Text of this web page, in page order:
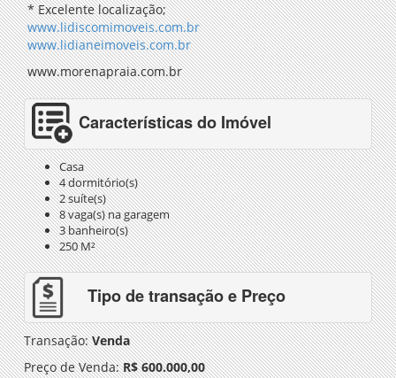
* Excelente localização;
www.lidiscomimoveis.com.br
www.lidianeimoveis.com.br
www.morenapraia.com.br
Características do Imóvel
Casa
4 dormitório(s)
2 suíte(s)
8 vaga(s) na garagem
3 banheiro(s)
250 M²
Tipo de transação e Preço
Transação:Venda
Preço de Venda:R$ 600.000,00